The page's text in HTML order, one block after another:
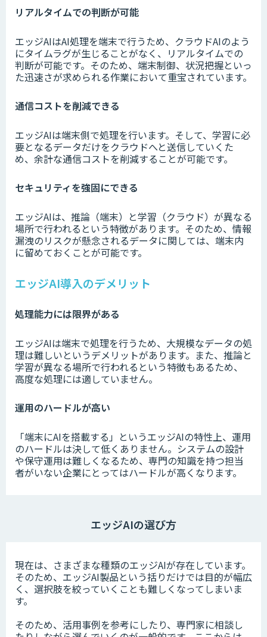
リアルタイムでの判断が可能
エッジAIはAI処理を端末で行うため、クラウドAIのよう
にタイムラグが生じることがなく、リアルタイムでの
判断が可能です。そのため、端末制御、状況把握といっ
た迅速さが求められる作業において重宝されています。
通信コストを削減できる
エッジAIは端末側で処理を行います。そして、学習に必
要となるデータだけをクラウドへと送信していくた
め、余計な通信コストを削減することが可能です。
セキュリティを強固にできる
エッジAIは、推論（端末）と学習（クラウド）が異なる
場所で行われるという特徴があります。そのため、情報
漏洩のリスクが懸念されるデータに関しては、端末内
に留めておくことが可能です。
エッジAI導入のデメリット
処理能力には限界がある
エッジAIは端末で処理を行うため、大規模なデータの処
理は難しいというデメリットがあります。また、推論と
学習が異なる場所で行われるという特徴もあるため、
高度な処理には適していません。
運用のハードルが高い
「端末にAIを搭載する」というエッジAIの特性上、運用
のハードルは決して低くありません。システムの設計
や保守運用は難しくなるため、専門の知識を持つ担当
者がいない企業にとってはハードルが高くなります。
エッジAIの選び方
現在は、さまざまな種類のエッジAIが存在しています。
そのため、エッジAI製品という括りだけでは目的が幅広
く、選択肢を絞っていくことも難しくなってしまいま
す。
そのため、活用事例を参考にしたり、専門家に相談し